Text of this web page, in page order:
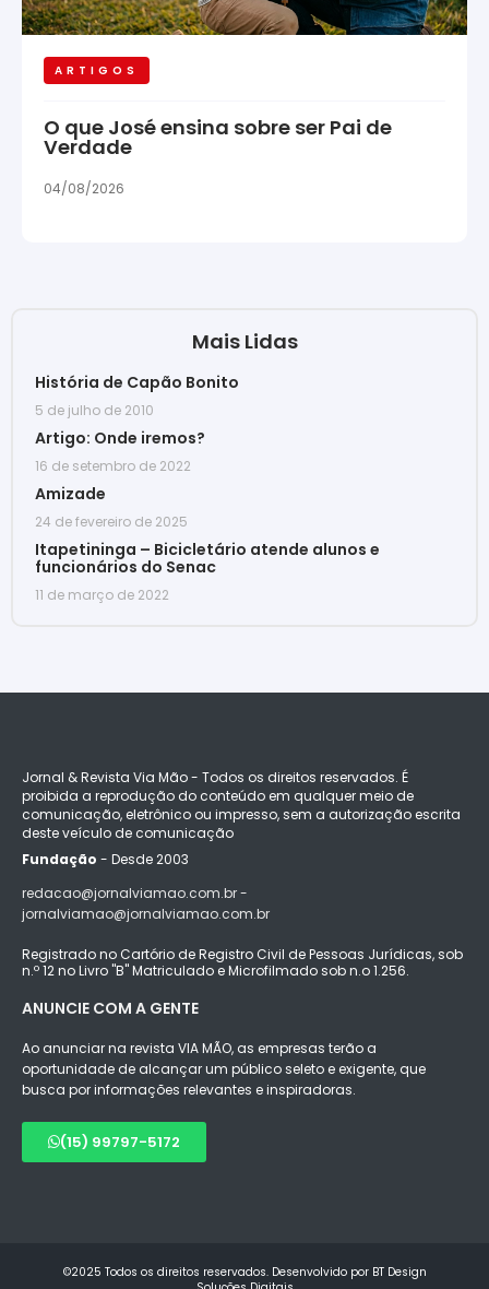
ARTIGOS
O que José ensina sobre ser Pai de
Verdade
04/08/2026
Mais Lidas
História de Capão Bonito
5 de julho de 2010
Artigo: Onde iremos?
16 de setembro de 2022
Amizade
24 de fevereiro de 2025
Itapetininga – Bicicletário atende alunos e
funcionários do Senac
11 de março de 2022
Jornal & Revista Via Mão - Todos os direitos reservados. É
proibida a reprodução do conteúdo em qualquer meio de
comunicação, eletrônico ou impresso, sem a autorização escrita
deste veículo de comunicação
Fundação - Desde 2003
redacao@jornalviamao.com.br -
jornalviamao@jornalviamao.com.br
Registrado no Cartório de Registro Civil de Pessoas Jurídicas, sob
n.º 12 no Livro "B" Matriculado e Microfilmado sob n.o 1.256.
ANUNCIE COM A GENTE
Ao anunciar na revista VIA MÃO, as empresas terão a
oportunidade de alcançar um público seleto e exigente, que
busca por informações relevantes e inspiradoras.
(15) 99797-5172
©2025 Todos os direitos reservados. Desenvolvido por BT Design